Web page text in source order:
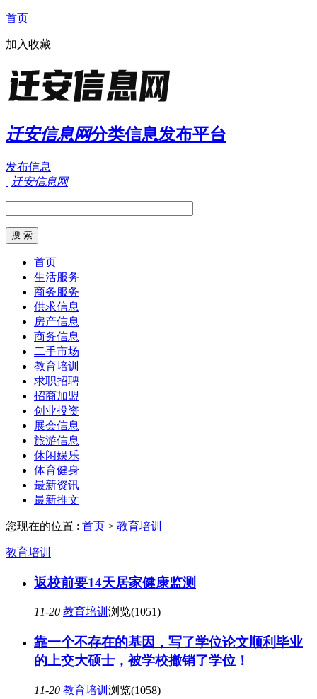
首页
加入收藏
迁安信息网分类信息发布平台
发布信息
迁安信息网
首页
生活服务
商务服务
供求信息
房产信息
商务信息
二手市场
教育培训
求职招聘
招商加盟
创业投资
展会信息
旅游信息
休闲娱乐
体育健身
最新资讯
最新推文
您现在的位置 : 首页 > 教育培训
教育培训
返校前要14天居家健康监测
11-20 教育培训 浏览(1051)
靠一个不存在的基因，写了学位论文顺利毕业
的上交大硕士，被学校撤销了学位！
11-20 教育培训 浏览(1058)